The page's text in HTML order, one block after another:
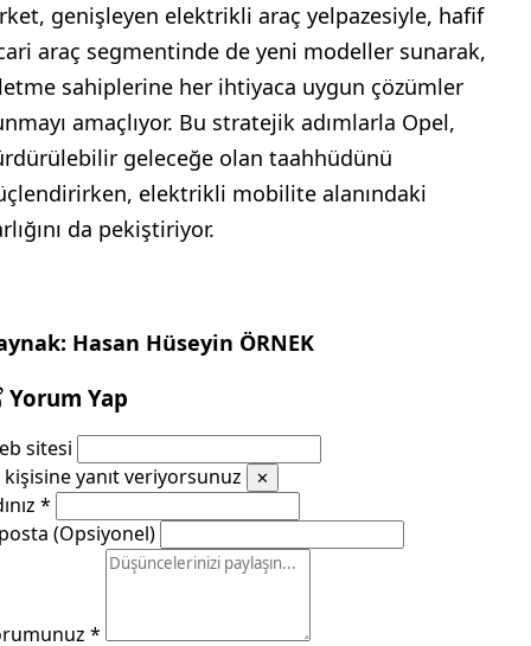
genişleyen elektrikli araç yelpazesiyle, hafif
araç segmentinde de yeni modeller sunarak,
sahiplerine her ihtiyaca uygun çözümler
amaçlıyor. Bu stratejik adımlarla Opel,
geleceğe olan taahhüdünü
elektrikli mobilite alanındaki
da pekiştiriyor.
Hasan Hüseyin ÖRNEK
Yorum Yap
sitesi
kişisine yanıt veriyorsunuz
✕
*
(Opsiyonel)
*